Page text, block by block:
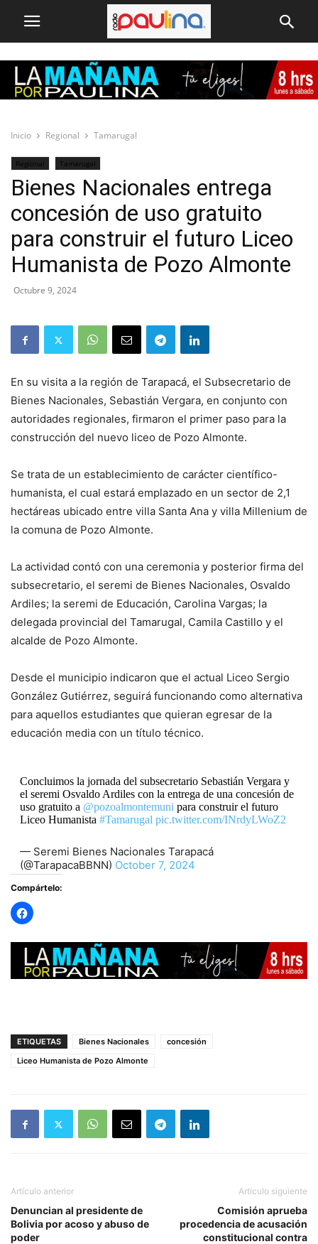
Inicio Regional Tamarugal
Regional Tamarugal
Bienes Nacionales entrega
concesión de uso gratuito
para construir el futuro Liceo
Humanista de Pozo Almonte
Octubre 9, 2024
En su visita a la región de Tarapacá, el Subsecretario de
Bienes Nacionales, Sebastián Vergara, en conjunto con
autoridades regionales, firmaron el primer paso para la
construcción del nuevo liceo de Pozo Almonte.
Se trata de un establecimiento de carácter científico-
humanista, el cual estará emplazado en un sector de 2,1
hectáreas ubicado entre villa Santa Ana y villa Millenium de
la comuna de Pozo Almonte.
La actividad contó con una ceremonia y posterior firma del
subsecretario, el seremi de Bienes Nacionales, Osvaldo
Ardiles; la seremi de Educación, Carolina Vargas; la
delegada provincial del Tamarugal, Camila Castillo y el
alcalde de Pozo Almonte.
Desde el municipio indicaron que el actual Liceo Sergio
González Gutiérrez, seguirá funcionando como alternativa
para aquellos estudiantes que quieran egresar de la
educación media con un título técnico.
Concluimos la jornada del subsecretario Sebastián Vergara y
el seremi Osvaldo Ardiles con la entrega de una concesión de
uso gratuito a @pozoalmontemuni para construir el futuro
Liceo Humanista #Tamarugal pic.twitter.com/INrdyLWoZ2
— Seremi Bienes Nacionales Tarapacá
(@TarapacaBBNN) October 7, 2024
Compártelo:
ETIQUETAS Bienes Nacionales
concesión
Liceo Humanista de Pozo Almonte
Artículo anterior
Denuncian al presidente de
Bolivia por acoso y abuso de
poder
Artículo siguiente
Comisión aprueba
procedencia de acusación
constitucional contra